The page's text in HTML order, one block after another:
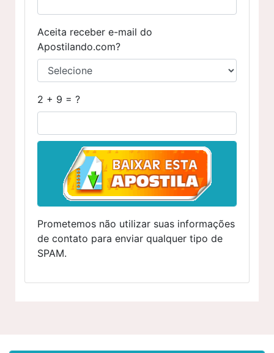
Aceita receber e-mail do
Apostilando.com?
2 + 9 = ?
Prometemos não utilizar suas informações
de contato para enviar qualquer tipo de
SPAM.